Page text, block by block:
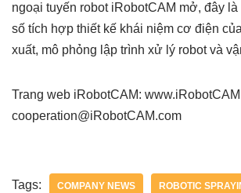
ngoại tuyến robot iRobotCAM mở, đây
số tích hợp thiết kế khái niệm cơ điện
xuất, mô phỏng lập trình xử lý robot và
Trang web iRobotCAM:
cooperation@iRobotCAM.com
Tags: COMPANY NEWS ROBOTIC